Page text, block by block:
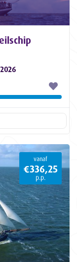
vanaf
€336,25
p.p.